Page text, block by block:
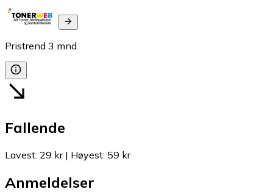
Pristrend 3 mnd
Fallende
Lavest: 29 kr| Høyest: 59 kr
Anmeldelser